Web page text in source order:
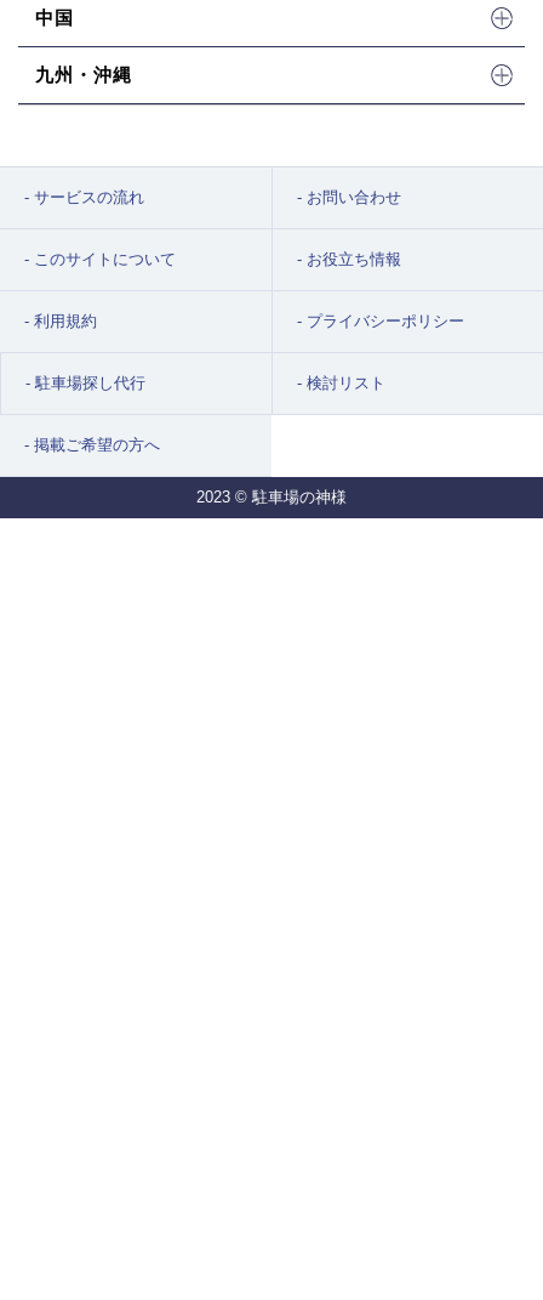
中国
九州・沖縄
サービスの流れ お問い合わせ
このサイトについて お役立ち情報
利用規約 プライバシーポリシー
駐車場探し代行 検討リスト
掲載ご希望の方へ
2023 © 駐車場の神様